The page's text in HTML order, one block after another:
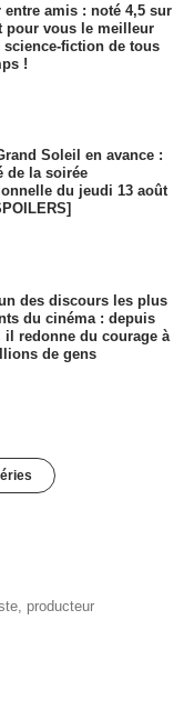
entre amis : noté 4,5 sur
pour vous le meilleur
fiction de tous
!
Soleil en avance :
de la soirée
du jeudi 13 août
des discours les plus
du cinéma : depuis
il redonne du courage à
de gens
producteur